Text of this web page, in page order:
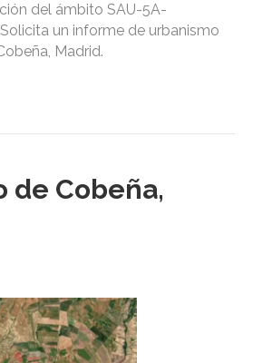
del ámbito SAU-5A-
un informe de urbanismo
Madrid.
de Cobeña,